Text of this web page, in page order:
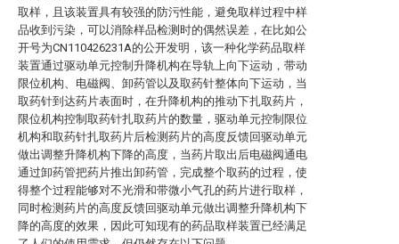
取样，且该装置具有较强的防污性能，避免取样过程中样
品收到污染，可以消除样品检测时的偶然误差，在比如公
开号为CN110426231A的公开发明，该一种化学药品取样
装置通过驱动单元控制升降机构在导轨上向下运动，带动
限位机构、电磁阀、卸药管以及取药针整体向下运动，当
取药针到达药片表面时，在升降机构的推动下扎取药片，
限位机构控制取药针扎取药片的数量，驱动单元控制限位
机构和取药针扎取药片后检测药片的高度反馈回驱动单元
做出调整升降机构下降的高度，当药片取出后电磁阀通电
通过卸药管把药片推出卸药管，完成整个取药的过程，使
得整个过程能够对不光滑和带微小气孔的药片进行取样，
同时检测药片的高度反馈回驱动单元做出调整升降机构下
降的高度的效果，因此可知现有的药品取样装置已经满足